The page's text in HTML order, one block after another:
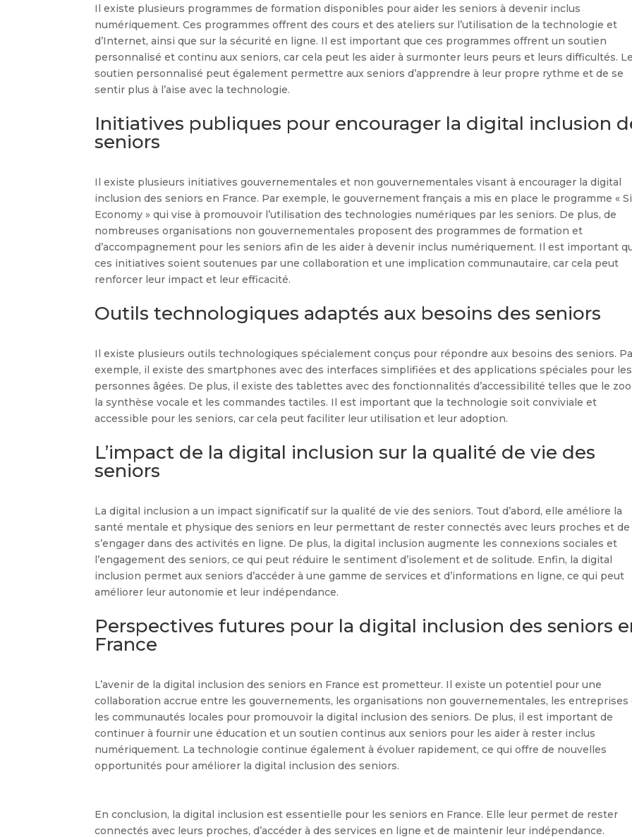
Il existe plusieurs programmes de formation disponibles pour aider les seniors à devenir inclus
numériquement. Ces programmes offrent des cours et des ateliers sur l’utilisation de la technologie et
d’Internet, ainsi que sur la sécurité en ligne. Il est important que ces programmes offrent un soutien
personnalisé et continu aux seniors, car cela peut les aider à surmonter leurs peurs et leurs difficultés. Le
soutien personnalisé peut également permettre aux seniors d’apprendre à leur propre rythme et de se
sentir plus à l’aise avec la technologie.
Initiatives publiques pour encourager la digital inclusion
seniors
Il existe plusieurs initiatives gouvernementales et non gouvernementales visant à encourager la digital
inclusion des seniors en France. Par exemple, le gouvernement français a mis en place le programme «
Economy » qui vise à promouvoir l’utilisation des technologies numériques par les seniors. De plus, de
nombreuses organisations non gouvernementales proposent des programmes de formation et
d’accompagnement pour les seniors afin de les aider à devenir inclus numériquement. Il est important
ces initiatives soient soutenues par une collaboration et une implication communautaire, car cela peut
renforcer leur impact et leur efficacité.
Outils technologiques adaptés aux besoins des seniors
Il existe plusieurs outils technologiques spécialement conçus pour répondre aux besoins des seniors.
exemple, il existe des smartphones avec des interfaces simplifiées et des applications spéciales pour les
personnes âgées. De plus, il existe des tablettes avec des fonctionnalités d’accessibilité telles que le
la synthèse vocale et les commandes tactiles. Il est important que la technologie soit conviviale et
accessible pour les seniors, car cela peut faciliter leur utilisation et leur adoption.
L’impact de la digital inclusion sur la qualité de vie des
seniors
La digital inclusion a un impact significatif sur la qualité de vie des seniors. Tout d’abord, elle améliore la
santé mentale et physique des seniors en leur permettant de rester connectés avec leurs proches et de
s’engager dans des activités en ligne. De plus, la digital inclusion augmente les connexions sociales et
l’engagement des seniors, ce qui peut réduire le sentiment d’isolement et de solitude. Enfin, la digital
inclusion permet aux seniors d’accéder à une gamme de services et d’informations en ligne, ce qui peut
améliorer leur autonomie et leur indépendance.
Perspectives futures pour la digital inclusion des seniors
France
L’avenir de la digital inclusion des seniors en France est prometteur. Il existe un potentiel pour une
collaboration accrue entre les gouvernements, les organisations non gouvernementales, les entreprises
les communautés locales pour promouvoir la digital inclusion des seniors. De plus, il est important de
continuer à fournir une éducation et un soutien continus aux seniors pour les aider à rester inclus
numériquement. La technologie continue également à évoluer rapidement, ce qui offre de nouvelles
opportunités pour améliorer la digital inclusion des seniors.
En conclusion, la digital inclusion est essentielle pour les seniors en France. Elle leur permet de rester
connectés avec leurs proches, d’accéder à des services en ligne et de maintenir leur indépendance.